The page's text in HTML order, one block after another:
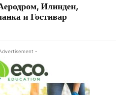
Илинден,
и Гостивар
-